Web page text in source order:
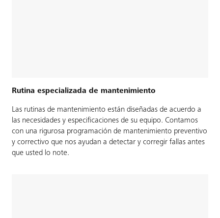
Rutina especializada de mantenimiento
Las rutinas de mantenimiento están diseñadas de acuerdo a
las necesidades y especificaciones de su equipo. Contamos
con una rigurosa programación de mantenimiento preventivo
y correctivo que nos ayudan a detectar y corregir fallas antes
que usted lo note.